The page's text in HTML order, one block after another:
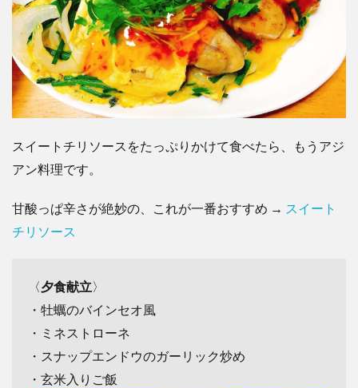
スイートチリソース をたっぷりかけて食べたら、もうアジ
アン料理です。
甘酸っぱ辛さが絶妙の 、これが一番おすすめ → スイート
チリソース
〈夕食献立〉
・牡蠣のバインセオ風
・ミネストローネ
・スナップエンドウのガーリック炒め
・玄米入りご飯